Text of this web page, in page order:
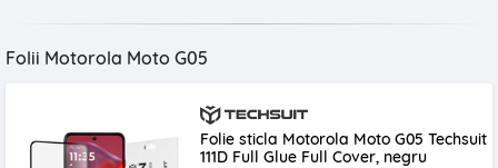
Folii Motorola Moto G05
Folie sticla Motorola Moto G05 Techsuit
111D Full Glue Full Cover, negru